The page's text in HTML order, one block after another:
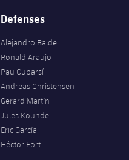
Defenses
Alejandro Balde
Ronald Araujo
Pau Cubarsí
Andreas Christensen
Gerard Martín
Jules Kounde
Eric García
Héctor Fort